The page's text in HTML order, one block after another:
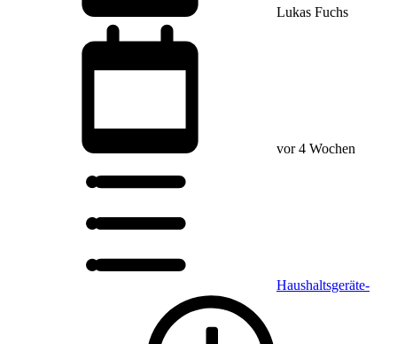
Lukas Fuchs
vor 4 Wochen
Haushaltsgeräte-